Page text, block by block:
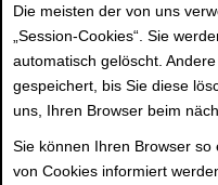
Die meisten der von uns
„Session-Cookies“. Sie
automatisch gelöscht.
gespeichert, bis Sie diese
uns, Ihren Browser beim
Sie können Ihren Browser
von Cookies informiert